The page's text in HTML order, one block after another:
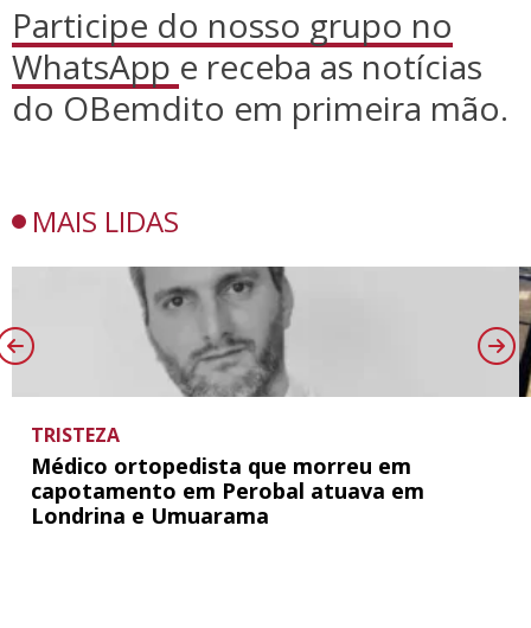
Participe do nosso grupo no
WhatsApp e receba as notícias
do OBemdito em primeira mão.
MAIS LIDAS
TRISTEZA
Médico ortopedista que morreu em
capotamento em Perobal atuava em
Londrina e Umuarama